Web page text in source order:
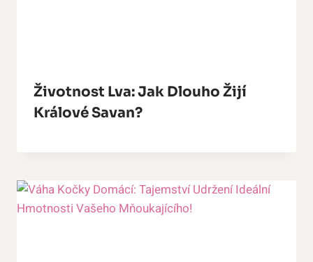
Životnost Lva: Jak Dlouho Žijí
Králové Savan?